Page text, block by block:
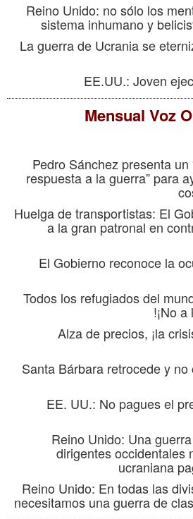
Reino Unido: no sólo los
sistema inhumano y
La guerra de Ucrania se
Mensual Voz
Pedro Sánchez presenta
respuesta a la guerra” para
Huelga de transportistas: El
a la gran patronal en
El Gobierno reconoce la
Todos los refugiados del
¡No
Alza de precios, ¡la
Santa Bárbara retrocede y
EE. UU.: No pagues el
Reino Unido: Una
dirigentes occidentales
ucraniana
Reino Unido: En todas las
necesitamos una guerra de